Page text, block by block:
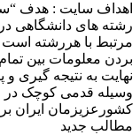
سایت : هدف
های دانشگاهی در
با هررشته است
معلومات بین تمام
به نتیجه گیری و
قدمی کوچک در
ایران
جدید